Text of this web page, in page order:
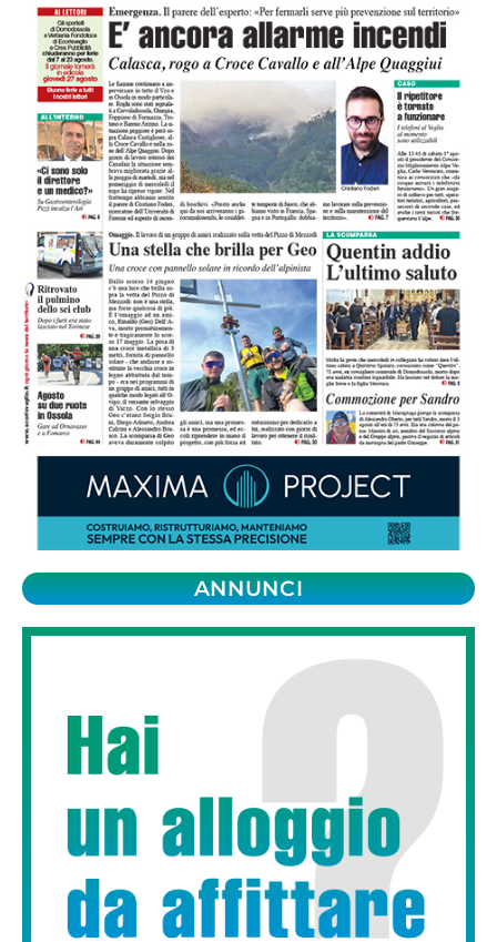
ANNUNCI